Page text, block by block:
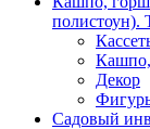
полистоун).
Декор
Садовый